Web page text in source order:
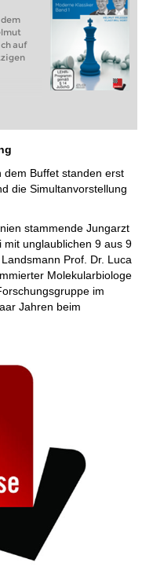
auf
dem Buffet standen erst
die Simultanvorstellung
stammende Jungarzt
mit unglaublichen 9 aus 9
Prof. Dr. Luca
Molekularbiologe
im
Jahren beim